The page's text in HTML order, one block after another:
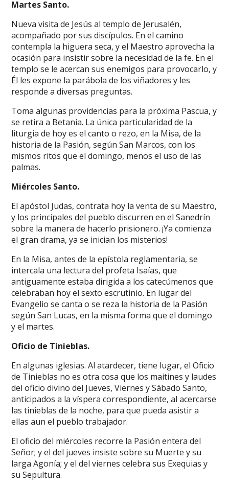
Martes Santo.
Nueva visita de Jesús al templo de Jerusalén,
acompañado por sus discípulos. En el camino
contempla la higuera seca, y el Maestro aprovecha la
ocasión para insistir sobre la necesidad de la fe. En el
templo se le acercan sus enemigos para provocarlo, y
Él les expone la parábola de los viñadores y les
responde a diversas preguntas.
Toma algunas providencias para la próxima Pascua, y
se retira a Betania. La única particularidad de la
liturgia de hoy es el canto o rezo, en la Misa, de la
historia de la Pasión, según San Marcos, con los
mismos ritos que el domingo, menos el uso de las
palmas.
Miércoles Santo.
El apóstol Judas, contrata hoy la venta de su Maestro,
y los principales del pueblo discurren en el Sanedrín
sobre la manera de hacerlo prisionero. ¡Ya comienza
el gran drama, ya se inician los misterios!
En la Misa, antes de la epístola reglamentaria, se
intercala una lectura del profeta Isaías, que
antiguamente estaba dirigida a los catecúmenos que
celebraban hoy el sexto escrutinio. En lugar del
Evangelio se canta o se reza la historia de la Pasión
según San Lucas, en la misma forma que el domingo
y el martes.
Oficio de Tinieblas.
En algunas iglesias. Al atardecer, tiene lugar, el Oficio
de Tinieblas no es otra cosa que los maitines y laudes
del oficio divino del Jueves, Viernes y Sábado Santo,
anticipados a la víspera correspondiente, al acercarse
las tinieblas de la noche, para que pueda asistir a
ellas aun el pueblo trabajador.
El oficio del miércoles recorre la Pasión entera del
Señor; y el del jueves insiste sobre su Muerte y su
larga Agonía; y el del viernes celebra sus Exequias y
su Sepultura.